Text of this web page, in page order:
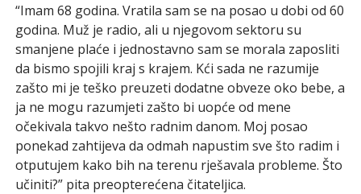
“Imam 68 godina. Vratila sam se na posao u dobi od 60
godina. Muž je radio, ali u njegovom sektoru su
smanjene plaće i jednostavno sam se morala zaposliti
da bismo spojili kraj s krajem. Kći sada ne razumije
zašto mi je teško preuzeti dodatne obveze oko bebe, a
ja ne mogu razumjeti zašto bi uopće od mene
očekivala takvo nešto radnim danom. Moj posao
ponekad zahtijeva da odmah napustim sve što radim i
otputujem kako bih na terenu rješavala probleme. Što
učiniti?” pita preopterećena čitateljica.